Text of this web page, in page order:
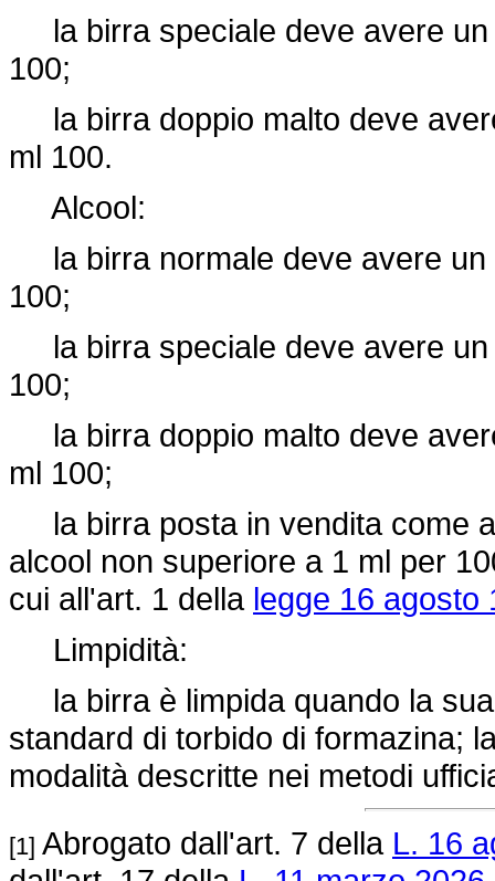
la birra speciale deve avere un
100;
la birra doppio malto deve
ml 100.
Alcool:
la birra normale deve avere un
100;
la birra speciale deve avere un
100;
la birra doppio malto deve
ml 100;
la birra posta in vendita come
alcool non superiore a 1 ml per
cui all'art. 1 della legge 16 agosto
Limpidità:
la birra è limpida quando la
standard di torbido di formazina;
modalità descritte nei metodi
[1] Abrogato dall'art. 7 della L. 16